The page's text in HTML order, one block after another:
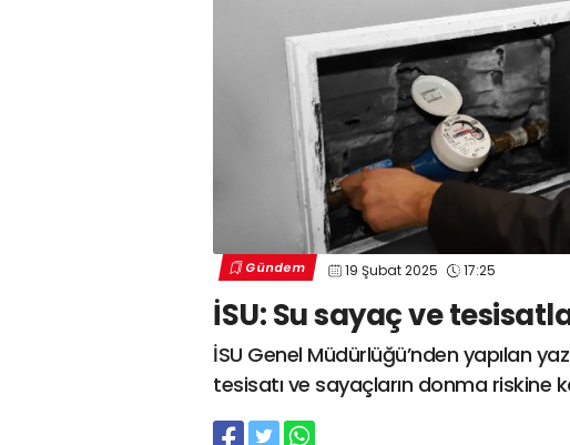
Gündem 19 Şubat 2025 17:25
İSU: Su sayaç ve
İSU Genel Müdürlüğü’nden yapılan
tesisatı ve sayaçların donma riskine